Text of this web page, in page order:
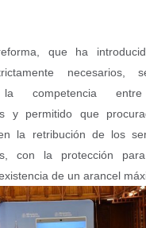
que ha
necesarios,
la competencia
y permitido que
la retribución de los
con la protección
de un arancel